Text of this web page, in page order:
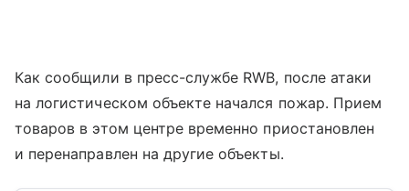
Как сообщили в пресс-службе RWB, после атаки
на логистическом объекте начался пожар. Прием
товаров в этом центре временно приостановлен
и перенаправлен на другие объекты.